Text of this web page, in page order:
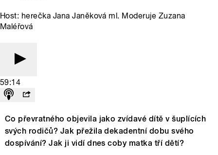
Host: herečka Jana Janěková ml. Moderuje Zuzana
Maléřová
59:14
Co převratného objevila jako zvídavé dítě v šuplících
svých rodičů? Jak přežila dekadentní dobu svého
dospívání? Jak ji vidí dnes coby matka tří dětí?